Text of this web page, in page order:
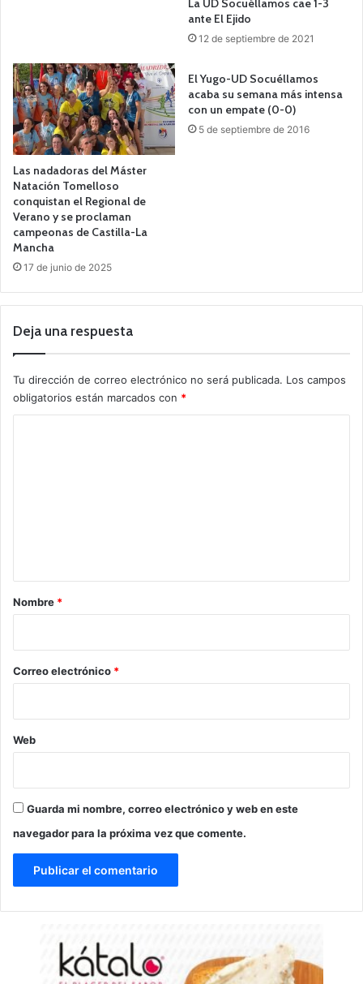
La UD Socuéllamos cae 1-3
ante El Ejido
12 de septiembre de 2021
Las nadadoras del Máster
Natación Tomelloso
conquistan el Regional de
Verano y se proclaman
campeonas de Castilla-La
Mancha
17 de junio de 2025
El Yugo-UD Socuéllamos
acaba su semana más intensa
con un empate (0-0)
5 de septiembre de 2016
Deja una respuesta
Tu dirección de correo electrónico no será publicada. Los campos
obligatorios están marcados con *
r
*
Nombre *
Correo electrónico *
Web
Guarda mi nombre, correo electrónico y web en este
navegador para la próxima vez que comente.